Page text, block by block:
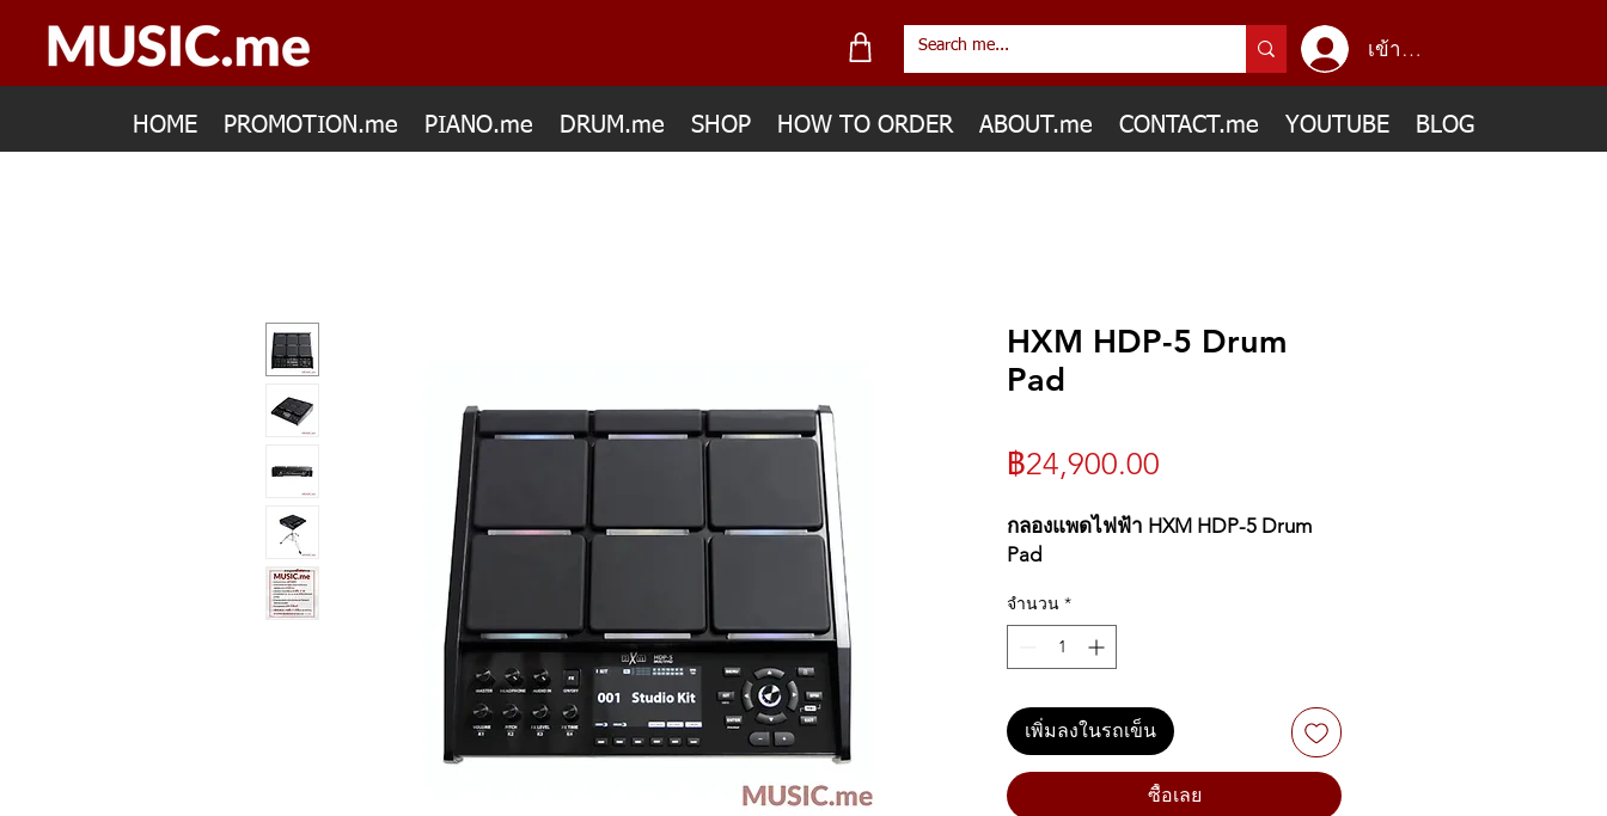
เข้าสู่ระบบ
HOME PROMOTION.me PIANO.me DRUM.me SHOP HOW TO ORDER ABOUT.me CONTACT.me YOUTUBE BLOG
HXM HDP-5 Drum
Pad
฿24,900.00
กลองแพดไฟฟ้า HXM HDP-5 Drum
Pad
จำนวน *
เพิ่มลงในรถเข็น
ซื้อเลย